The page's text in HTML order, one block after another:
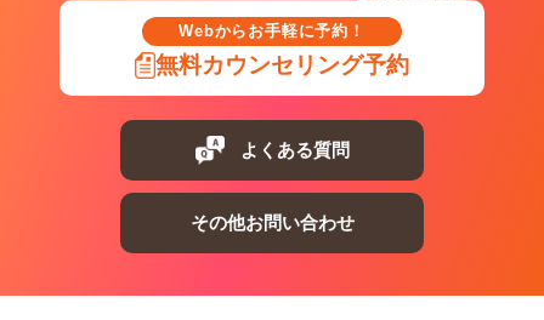
Webからお手軽に予約！
無料カウンセリング予約
よくある質問
その他お問い合わせ